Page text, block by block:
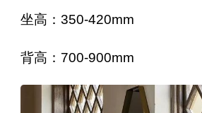
坐高：350-420mm
背高：700-900mm